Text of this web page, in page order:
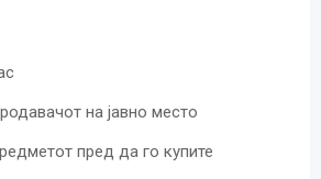
на јавно место
пред да го купите